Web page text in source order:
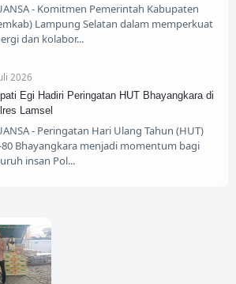
- Komitmen Pemerintah Kabupaten
Lampung Selatan dalam memperkuat
dan kolabor
2026
Egi Hadiri Peringatan HUT Bhayangkara di
Lamsel
- Peringatan Hari Ulang Tahun (HUT)
80 Bhayangkara menjadi momentum bagi
insan Pol